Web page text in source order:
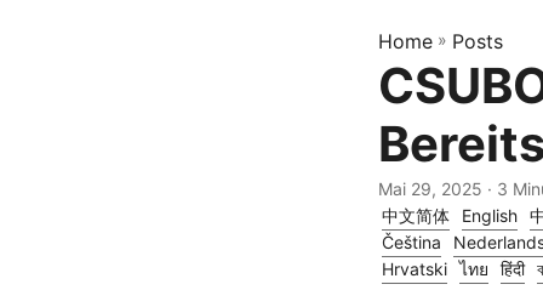
Home » Posts
Mai 29, 2025 · 3
中文简体
English
Čeština
Hrvatski ไทย हिंदी